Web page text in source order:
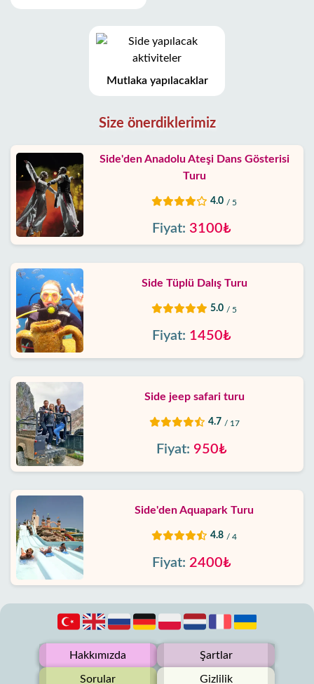
Mutlaka yapılacaklar
Size önerdiklerimiz
Side'den Anadolu Ateşi Dans Gösterisi
Turu
4.0 / 5
Fiyat: 3100₺
Side Tüplü Dalış Turu
5.0 / 5
Fiyat: 1450₺
Side jeep safari turu
4.7 / 17
Fiyat: 950₺
Side'den Aquapark Turu
4.8 / 4
Fiyat: 2400₺
Hakkımızda Şartlar
Sorular Gizlilik